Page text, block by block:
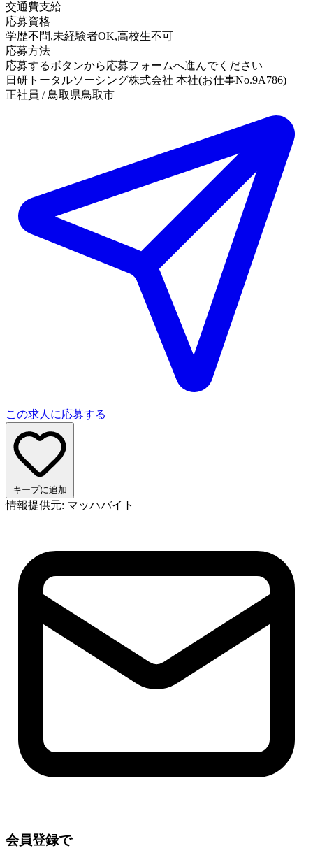
交通費支給
応募資格
学歴不問,未経験者OK,高校生不可
応募方法
応募するボタンから応募フォームへ進んでください
日研トータルソーシング株式会社 本社(お仕事No.9A786)
正社員 / 鳥取県鳥取市
この求人に応募する
キープに追加
情報提供元: マッハバイト
会員登録で